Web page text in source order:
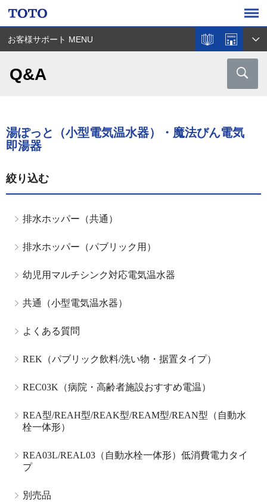
お客様サポート MENU
Q&A
湯ぽっと（小型電気温水器）・魔法びん電気
即湯器
絞り込む
排水ホッパー（共通）
排水ホッパー（パブリック用）
幼児用マルチシンク対応電気温水器
共通（小型電気温水器）
よくある質問
REK（パブリック飲料/洗い物・据置タイプ）
REC03K（病院・高齢者施設おすすめ電温）
REA型/REAH型/REAK型/REAM型/REAN型（自動水
栓一体形）
REA03L/REAL03（自動水栓一体形）低消費電力タイ
プ
別売品